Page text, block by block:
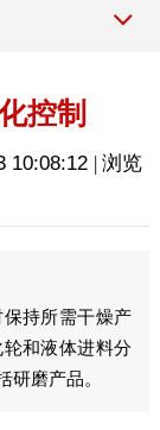
控制
10:08:12 | 浏览
持所需干燥产
和液体进料分
磨产品。